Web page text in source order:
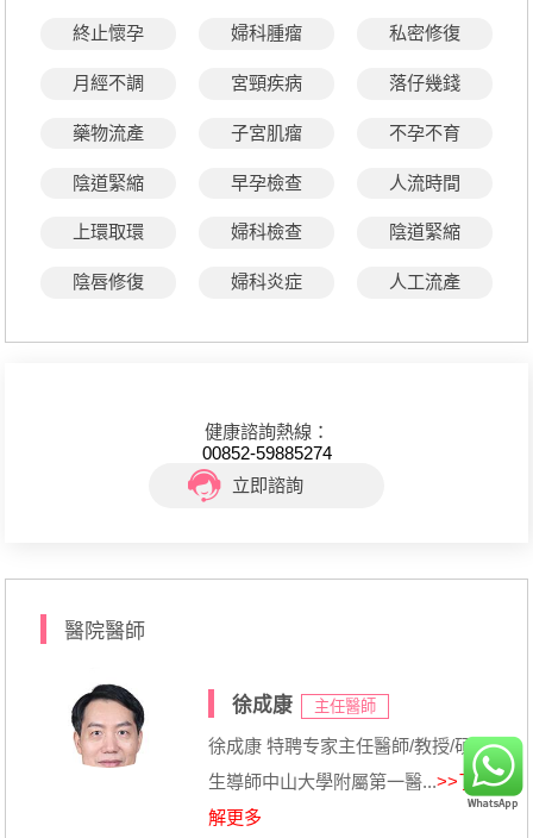
終止懷孕 婦科腫瘤 私密修復
月經不調 宮頸疾病 落仔幾錢
藥物流產 子宮肌瘤 不孕不育
陰道緊縮 早孕檢查 人流時間
上環取環 婦科檢查 陰道緊縮
陰唇修復 婦科炎症 人工流產
健康諮詢熱線：
00852-59885274
立即諮詢
醫院醫師
徐成康 主任醫師
徐成康 特聘专家主任醫師/教授/碩士
生導師中山大學附屬第一醫...>>了
解更多